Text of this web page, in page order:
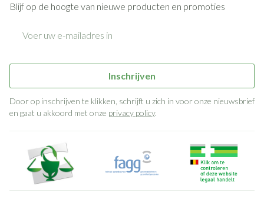
Blijf op de hoogte van nieuwe producten en promoties
Inschrijven
Door op inschrijven te klikken, schrijft u zich in voor onze nieuwsbrief
en gaat u akkoord met onze privacy policy.